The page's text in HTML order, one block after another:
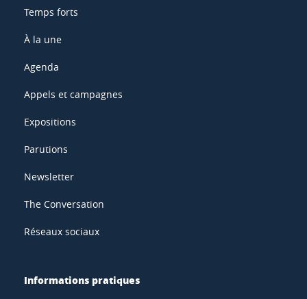
Temps forts
À la une
Agenda
Appels et campagnes
Expositions
Parutions
Newsletter
The Conversation
Réseaux sociaux
Informations pratiques